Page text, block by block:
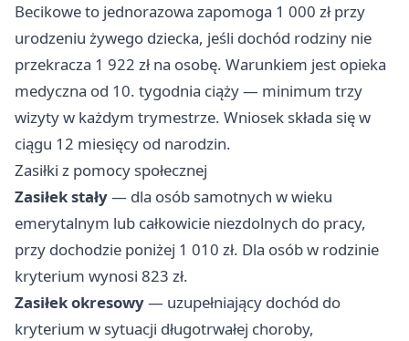
Becikowe to jednorazowa zapomoga 1 000 zł przy
urodzeniu żywego dziecka, jeśli dochód rodziny nie
przekracza 1 922 zł na osobę. Warunkiem jest opieka
medyczna od 10. tygodnia ciąży — minimum trzy
wizyty w każdym trymestrze. Wniosek składa się w
ciągu 12 miesięcy od narodzin.
Zasiłki z pomocy społecznej
Zasiłek stały— dla osób samotnych w wieku
emerytalnym lub całkowicie niezdolnych do pracy,
przy dochodzie poniżej 1 010 zł. Dla osób w rodzinie
kryterium wynosi 823 zł.
Zasiłek okresowy— uzupełniający dochód do
kryterium w sytuacji długotrwałej choroby,